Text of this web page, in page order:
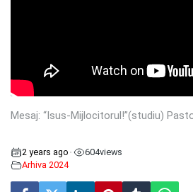
Mesaj: “Isus-Mijlocitorul!”(studiu)
2 years ago • 604views
Arhiva 2024